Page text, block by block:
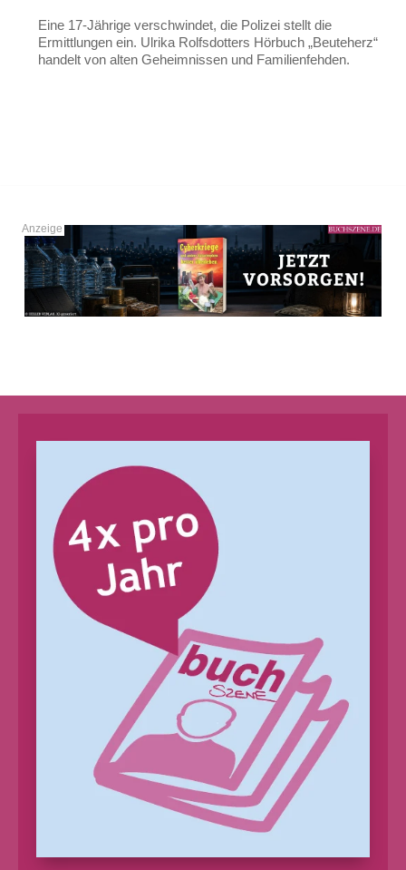
Eine 17-Jährige verschwindet, die Polizei stellt die
Ermittlungen ein. Ulrika Rolfsdotters Hörbuch „Beuteherz“
handelt von alten Geheimnissen und Familienfehden.